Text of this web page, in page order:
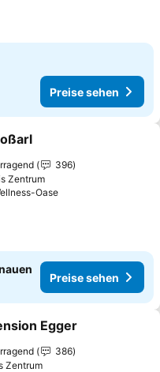
Preise sehen
hinzufügen
396
Zentrum
OasePreise sehen
Preise sehen
hinzufügen
Egger
386
Zentrum